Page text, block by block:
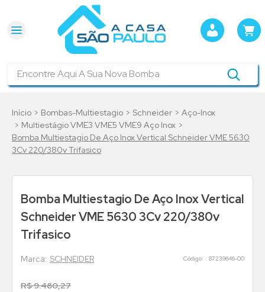
Bombas-Multiestagio Schneider
Aço-Inox
Multiestágio VME3 VME5 VME9 Aço Inox
Bomba Multiestagio De Aço Inox Vertical Schneider VME 5630
3Cv 220/380v Trifasico
Bomba Multiestagio De Aço Inox Vertical
Schneider VME 5630 3Cv 220/380v
Trifasico
SCHNEIDER : 87239646-00
R$9.480,27